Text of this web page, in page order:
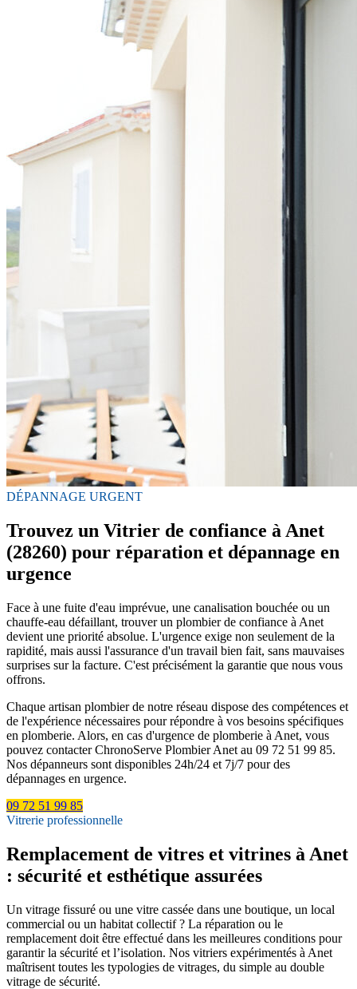
DÉPANNAGE URGENT
Trouvez un Vitrier de confiance à Anet
(28260) pour réparation et dépannage en
urgence
Face à une fuite d'eau imprévue, une canalisation bouchée ou un
chauffe-eau défaillant, trouver un plombier de confiance à Anet
devient une priorité absolue. L'urgence exige non seulement de la
rapidité, mais aussi l'assurance d'un travail bien fait, sans mauvaises
surprises sur la facture. C'est précisément la garantie que nous vous
offrons.
Chaque artisan plombier de notre réseau dispose des compétences et
de l'expérience nécessaires pour répondre à vos besoins spécifiques
en plomberie. Alors, en cas d'urgence de plomberie à Anet, vous
pouvez contacter ChronoServe Plombier Anet au 09 72 51 99 85.
Nos dépanneurs sont disponibles 24h/24 et 7j/7 pour des
dépannages en urgence.
09 72 51 99 85
Vitrerie professionnelle
Remplacement de vitres et vitrines à Anet
: sécurité et esthétique assurées
Un vitrage fissuré ou une vitre cassée dans une boutique, un local
commercial ou un habitat collectif ? La réparation ou le
remplacement doit être effectué dans les meilleures conditions pour
garantir la sécurité et l’isolation. Nos vitriers expérimentés à Anet
maîtrisent toutes les typologies de vitrages, du simple au double
vitrage de sécurité.